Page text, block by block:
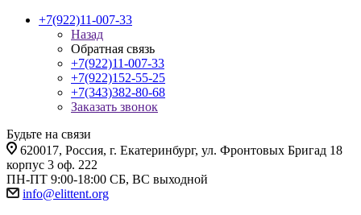
+7(922)11-007-33
Назад
Обратная связь
+7(922)11-007-33
+7(922)152-55-25
+7(343)382-80-68
Заказать звонок
Будьте на связи
620017, Россия, г. Екатеринбург, ул. Фронтовых Бригад 18
корпус 3 оф. 222
ПН-ПТ 9:00-18:00 СБ, ВС выходной
info@elittent.org